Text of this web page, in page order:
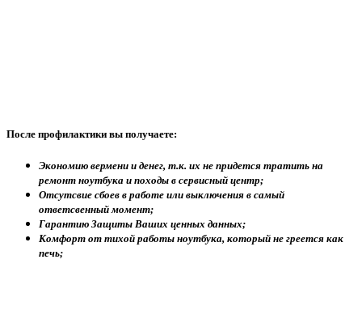
После профилактики вы получаете:
Экономию вермени и денег, т.к. их не придется тратить на
ремонт ноутбука и походы в сервисный центр;
Отсутсвие сбоев в работе или выключения в самый
ответсвенный момент;
Гарантию Защиты Ваших ценных данных;
Комфорт от тихой работы ноутбука, который не греется как
печь;